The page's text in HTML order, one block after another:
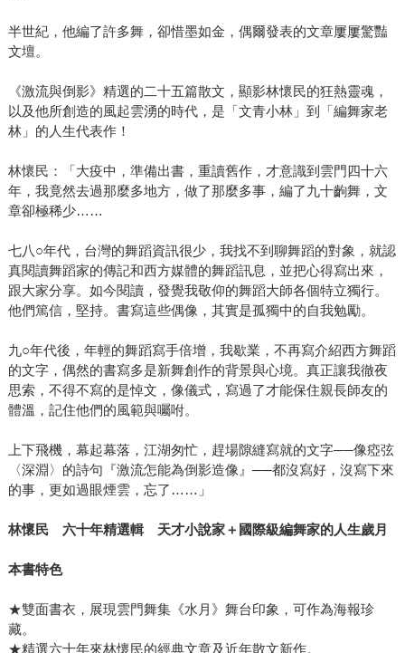
半世紀，他編了許多舞，卻惜墨如金，偶爾發表的文章屢屢驚豔
文壇。
《激流與倒影》精選的二十五篇散文，顯影林懷民的狂熱靈魂，
以及他所創造的風起雲湧的時代，是「文青小林」到「編舞家老
林」的人生代表作！
林懷民：「大疫中，準備出書，重讀舊作，才意識到雲門四十六
年，我竟然去過那麼多地方，做了那麼多事，編了九十齣舞，文
章卻極稀少……
七八○年代，台灣的舞蹈資訊很少，我找不到聊舞蹈的對象，就認
真閱讀舞蹈家的傳記和西方媒體的舞蹈訊息，並把心得寫出來，
跟大家分享。如今閱讀，發覺我敬仰的舞蹈大師各個特立獨行。
他們篤信，堅持。書寫這些偶像，其實是孤獨中的自我勉勵。
九○年代後，年輕的舞蹈寫手倍增，我歇業，不再寫介紹西方舞蹈
的文字，偶然的書寫多是新舞創作的背景與心境。真正讓我徹夜
思索，不得不寫的是悼文，像儀式，寫過了才能保住親長師友的
體溫，記住他們的風範與囑咐。
上下飛機，幕起幕落，江湖匆忙，趕場隙縫寫就的文字──像瘂弦
〈深淵〉的詩句『激流怎能為倒影造像』──都沒寫好，沒寫下來
的事，更如過眼煙雲，忘了……」
林懷民 六十年精選輯 天才小說家＋國際級編舞家的人生歲月
本書特色
★雙面書衣，展現雲門舞集《水月》舞台印象，可作為海報珍
藏。
★精選六十年來林懷民的經典文章及近年散文新作。